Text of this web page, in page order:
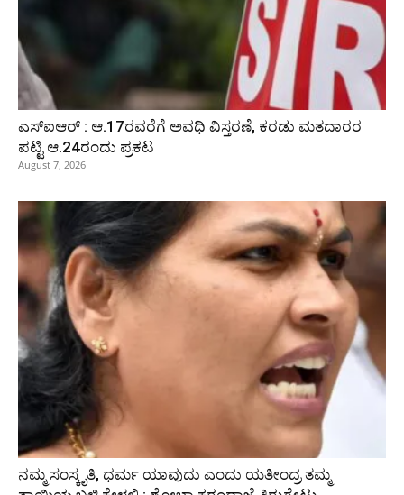
ಎಸ್‌ಐಆರ್‌ : ಆ.17ರವರೆಗೆ ಅವಧಿ ವಿಸ್ತರಣೆ, ಕರಡು ಮತದಾರರ
ಪಟ್ಟಿ ಆ.24ರಂದು ಪ್ರಕಟ
August 7, 2026
ನಮ್ಮ ಸಂಸ್ಕೃತಿ, ಧರ್ಮ ಯಾವುದು ಎಂದು ಯತೀಂದ್ರ ತಮ್ಮ